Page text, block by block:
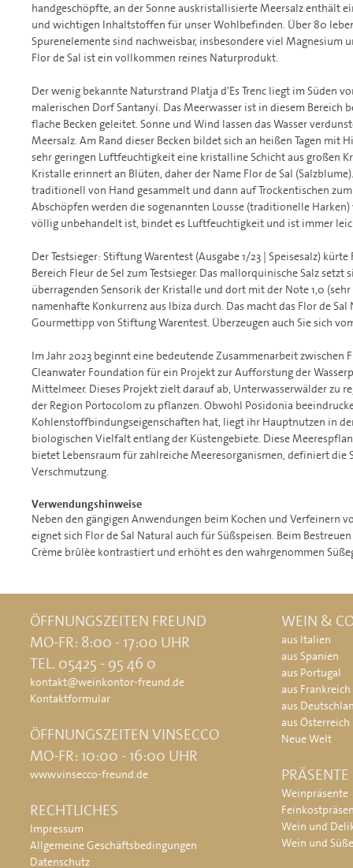
handgeschöpfte, an der Sonne auskristallisierte Meersalz enthält
und wichtigen Inhaltstoffen für unser Wohlbefinden. Über 80
Spurenelemente sind nachweisbar, insbesondere viel Magnesium
Flor de Sal ist ein vollkommen reines Naturprodukt.
Der wenig bekannte Naturstrand Platja d'Es Trenc liegt im Süden
malerischen Dorf Santanyí. Das Meerwasser ist in diesem Bereich
flache Becken geleitet. Sonne und Wind lassen das Wasser
Meersalz. Am Rand dieser Becken bildet sich an heißen Tagen mit
sehr geringen Luftfeuchtigkeit eine kristalline Schicht aus großen
Kristalle erinnert an Blüten, daher der Name Flor de Sal
traditionell von Hand gesammelt und dann auf Trockentischen
Abschöpfen werden die sogenannten Lousse (traditionelle
völlig unbehandelt ist, bindet es Luftfeuchtigkeit und ist immer
Der Testsieger: Stiftung Warentest (Ausgabe 1/23 | Speisesalz) kürte
Bereich Fleur de Sel zum Testsieger. Das mallorquinische Salz setzt
überragenden Sensorik der Kristalle und dort mit der Note 1,0
namenhafte Konkurrenz aus Ibiza durch. Das macht das Flor de
Gourmettipp von Stiftung Warentest. Überzeugen auch Sie sich
Im Jahr 2023 beginnt eine bedeutende Zusammenarbeit zwischen
Cleanwater Foundation für ein Projekt zur Aufforstung der
Mittelmeer. Dieses Projekt zielt darauf ab, Unterwasserwälder zu
der Region Portocolom zu pflanzen. Obwohl Posidonia
Kohlenstoffbindungseigenschaften hat, liegt ihr Hauptnutzen in
biologischen Vielfalt entlang der Küstengebiete. Diese
bietet Lebensraum für zahlreiche Meeresorganismen, definiert die
Verschmutzung.
Verwendungshinweise
Neben den gängigen Anwendungen beim Kochen und Verfeinern
eignet sich Flor de Sal Natural auch für Süßspeisen. Beim
Crème brûlèe kontrastiert und erhöht es den wahrgenommen
ÖFFNUNGSZEITEN FREUND
MO-FR: 8:00 - 17:00 UHR
TEL. 05425 - 95 46 0
kontakt@weinkontor-freund.de
Kontaktformular
ÖFFNUNGSZEITEN VINSECCO
MO-FR: 10:00 - 16:00 UHR
www.vinsecco-freund.de
RECHTLICHES
Impressum
Allgemeine Geschäftsbedingungen
Datenschutz
WEIN &
aus Italien
aus Spanien
aus Portugal
aus Frankreich
aus
aus Österreich
Neue Welt
PRÄSENTE
Weinpräsente
Wein und
Wein und